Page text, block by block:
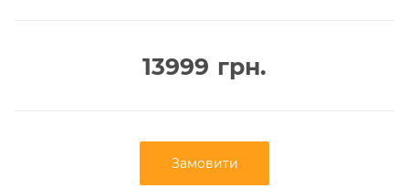
13999 грн.
Замовити